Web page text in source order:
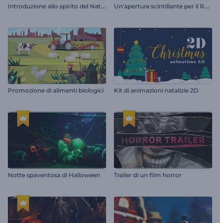
I
ntroduzione allo spirito del Natale U
n'apertura scintillante per il Ramadan
Promozione di alimenti biologici Kit di animazioni natalizie 2D
Notte spaventosa di Halloween Trailer di un film horror